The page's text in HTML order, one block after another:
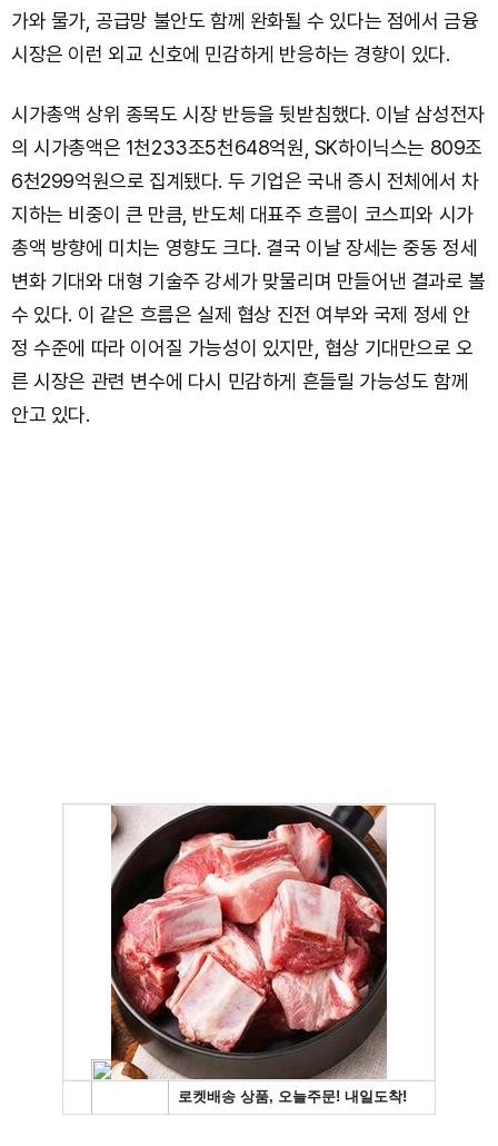
가와 물가, 공급망 불안도 함께 완화될 수 있다는 점에서 금융
시장은 이런 외교 신호에 민감하게 반응하는 경향이 있다.
시가총액 상위 종목도 시장 반등을 뒷받침했다. 이날 삼성전자
의 시가총액은 1천233조5천648억원, SK하이닉스는 809조
6천299억원으로 집계됐다. 두 기업은 국내 증시 전체에서 차
지하는 비중이 큰 만큼, 반도체 대표주 흐름이 코스피와 시가
총액 방향에 미치는 영향도 크다. 결국 이날 장세는 중동 정세
변화 기대와 대형 기술주 강세가 맞물리며 만들어낸 결과로 볼
수 있다. 이 같은 흐름은 실제 협상 진전 여부와 국제 정세 안
정 수준에 따라 이어질 가능성이 있지만, 협상 기대만으로 오
른 시장은 관련 변수에 다시 민감하게 흔들릴 가능성도 함께
안고 있다.